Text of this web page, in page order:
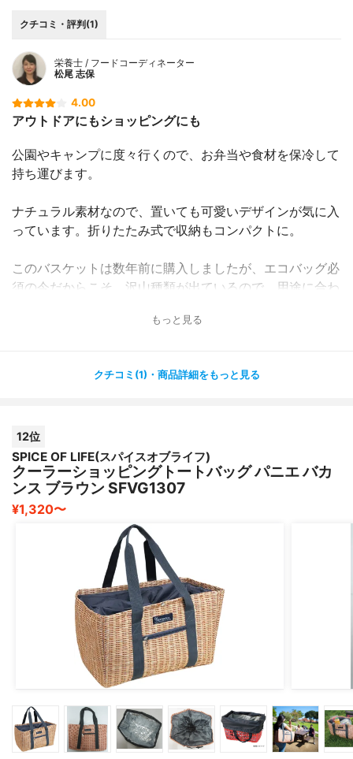
クチコミ・評判(1)
栄養士 / フードコーディネーター
松尾 志保
4.00
アウトドアにもショッピングにも
公園やキャンプに度々行くので、お弁当や食材を保冷して
持ち運びます。
ナチュラル素材なので、置いても可愛いデザインが気に入
っています。折りたたみ式で収納もコンパクトに。
このバスケットは数年前に購入しましたが、エコバッグ必
須の今だからこそ、沢山種類が出ているので、用途に合わ
もっと見る
クチコミ(1)・商品詳細をもっと見る
12位
SPICE OF LIFE(スパイスオブライフ)
クーラーショッピングトートバッグ パニエ バカ
ンス ブラウン SFVG1307
¥1,320〜